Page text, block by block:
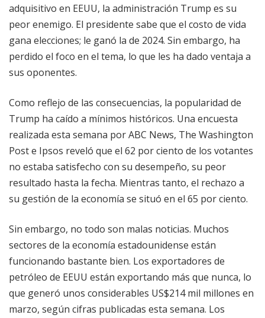
adquisitivo en EEUU, la administración Trump es su
peor enemigo. El presidente sabe que el costo de vida
gana elecciones; le ganó la de 2024. Sin embargo, ha
perdido el foco en el tema, lo que les ha dado ventaja a
sus oponentes.
Como reflejo de las consecuencias, la popularidad de
Trump ha caído a mínimos históricos. Una encuesta
realizada esta semana por ABC News, The Washington
Post e Ipsos reveló que el 62 por ciento de los votantes
no estaba satisfecho con su desempeño, su peor
resultado hasta la fecha. Mientras tanto, el rechazo a
su gestión de la economía se situó en el 65 por ciento.
Sin embargo, no todo son malas noticias. Muchos
sectores de la economía estadounidense están
funcionando bastante bien. Los exportadores de
petróleo de EEUU están exportando más que nunca, lo
que generó unos considerables US$214 mil millones en
marzo, según cifras publicadas esta semana. Los